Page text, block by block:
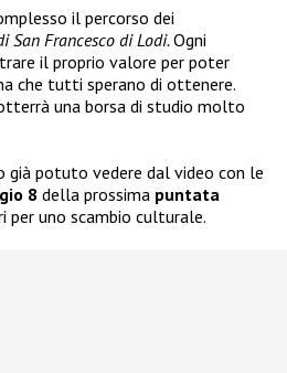
il percorso dei
San Francesco di Lodi.Ogni
il proprio valore per poter
che tutti sperano di ottenere.
una borsa di studio molto
già potuto vedere dal video con le
8 della prossima puntata
per uno scambio culturale.